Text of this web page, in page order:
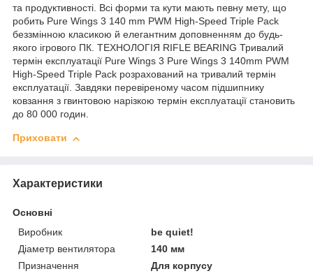
та продуктивності. Всі форми та кути мають певну мету, що
робить Pure Wings 3 140 mm PWM High-Speed Triple Pack
беззмінною класикою й елегантним доповненням до будь-
якого ігрового ПК. ТЕХНОЛОГІЯ RIFLE BEARING Тривалий
термін експлуатації Pure Wings 3 Pure Wings 3 140mm PWM
High-Speed Triple Pack розрахований на тривалий термін
експлуатації. Завдяки перевіреному часом підшипнику
ковзання з гвинтовою нарізкою термін експлуатації становить
до 80 000 годин.
Приховати
Характеристики
Основні
Виробник
be quiet!
Діаметр вентилятора
140 мм
Призначення
Для корпусу